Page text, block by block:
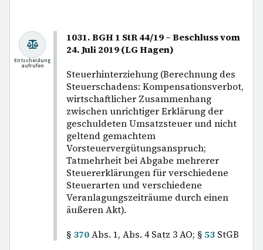
1031. BGH 1 StR 44/19 – Beschluss vom
24. Juli 2019 (LG Hagen)
Steuerhinterziehung (Berechnung des
Steuerschadens: Kompensationsverbot,
wirtschaftlicher Zusammenhang
zwischen unrichtiger Erklärung der
geschuldeten Umsatzsteuer und nicht
geltend gemachtem
Vorsteuervergütungsanspruch;
Tatmehrheit bei Abgabe mehrerer
Steuererklärungen für verschiedene
Steuerarten und verschiedene
Veranlagungszeiträume durch einen
äußeren Akt).
§ 370Abs. 1, Abs. 4 Satz 3 AO; § 53 StGB
Entscheidung
aufrufen